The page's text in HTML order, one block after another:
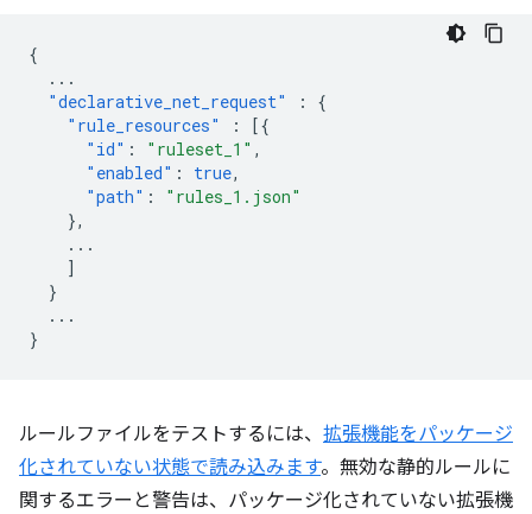
{
...
"declarative_net_request"
:
{
"rule_resources"
:
[{
"id" : "ruleset_1" ,
"enabled" : true,
"path" :
"rules_1.json"
},
...
]
}
...
}
ルールファイルをテストするには、 拡張機能をパッケージ
化されていない状態で読み込みます。無効な静的ルールに
関するエラーと警告は、パッケージ化されていない拡張機